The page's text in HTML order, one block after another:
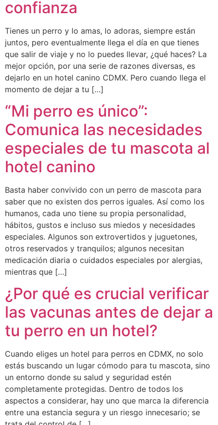
confianza
Tienes un perro y lo amas, lo adoras, siempre están
juntos, pero eventualmente llega el día en que tienes
que salir de viaje y no lo puedes llevar, ¿qué haces? La
mejor opción, por una serie de razones diversas, es
dejarlo en un hotel canino CDMX. Pero cuando llega el
momento de dejar a tu […]
“Mi perro es único”:
Comunica las necesidades
especiales de tu mascota al
hotel canino
Basta haber convivido con un perro de mascota para
saber que no existen dos perros iguales. Así como los
humanos, cada uno tiene su propia personalidad,
hábitos, gustos e incluso sus miedos y necesidades
especiales. Algunos son extrovertidos y juguetones,
otros reservados y tranquilos; algunos necesitan
medicación diaria o cuidados especiales por alergias,
mientras que […]
¿Por qué es crucial verificar
las vacunas antes de dejar a
tu perro en un hotel?
Cuando eliges un hotel para perros en CDMX, no solo
estás buscando un lugar cómodo para tu mascota, sino
un entorno donde su salud y seguridad estén
completamente protegidas. Dentro de todos los
aspectos a considerar, hay uno que marca la diferencia
entre una estancia segura y un riesgo innecesario; se